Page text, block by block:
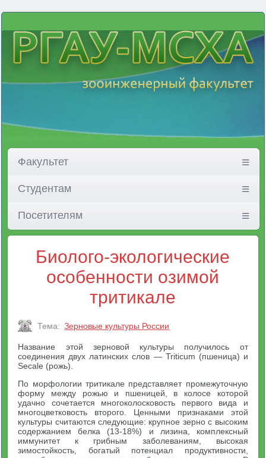
Факультет
Студентам
Посетителям
Биолого-экологические
особенности озимой
тритикале
Тема: Зерновые культуры России
Название этой зерновой культуры получилось от
соединения двух латинских слов — Triticum (пшеница) и
Secale (рожь).
По морфологии тритикале представляет промежуточную
форму между рожью и пшеницей, в колосе которой
удачно сочетается многоколосковость первого вида и
многоцветковость второго. Ценными признаками этой
культуры считаются следующие: крупное зерно с высоким
содержанием белка (13-18%) и лизина, комплексный
иммунитет к грибным заболеваниям, высокая
зимостойкость, богатый потенциал продуктивности,